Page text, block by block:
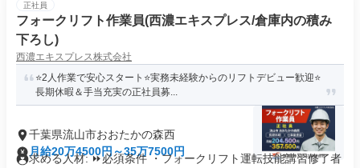
正社員
フォークリフト作業員(西濃エキスプレス/倉庫内の積み
下ろし)
西濃エキスプレス株式会社
⭐2人作業で安心スタート⭐実務未経験からのリフトデビュー歓迎⭐
長期休暇＆手当充実の正社員募...
千葉県流山市おおたかの森西
月給20万4500円～35万7500円
求める人材: ⏩必須条件 ・フォークリフト運転技能講習修了者